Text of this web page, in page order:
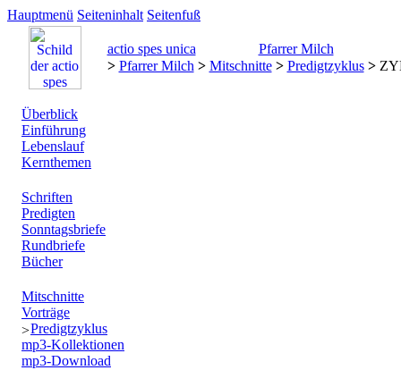
Hauptmenü Seiteninhalt Seitenfuß
actio spes unica
Pfarrer Milch
> Pfarrer Milch > Mitschnitte > Predigtzyklus >
Überblick
Einführung
Lebenslauf
Kernthemen
Schriften
Predigten
Sonntagsbriefe
Rundbriefe
Bücher
Mitschnitte
Vorträge
Predigtzyklus
mp3-Kollektionen
mp3-Download